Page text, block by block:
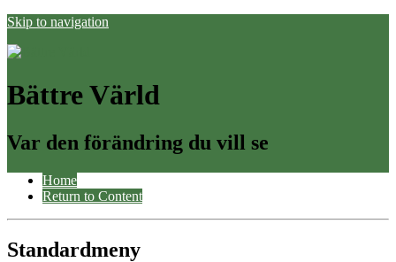
Skip to navigation
Bättre Värld
Var den förändring du vill se
Home
Return to Content
Standardmeny